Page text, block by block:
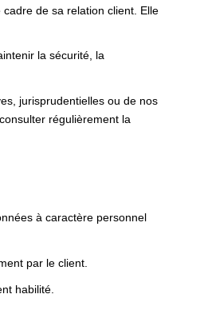
de sa relation client. Elle
la sécurité, la
jurisprudentielles ou de nos
régulièrement la
à caractère personnel
par le client.
habilité.